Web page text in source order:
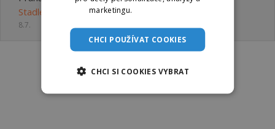
Stadler Praha, s. r. o.
8.7.
marketingu.
CHCI POUŽÍVAT COOKIES
CHCI SI COOKIES VYBRAT